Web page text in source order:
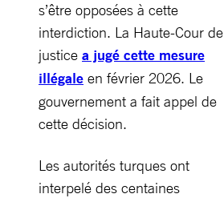
s’être opposées à cette
interdiction. La Haute-Cour de
justice a jugé cette mesure
illégale en février 2026. Le
gouvernement a fait appel de
cette décision.
Les autorités turques ont
interpelé des centaines